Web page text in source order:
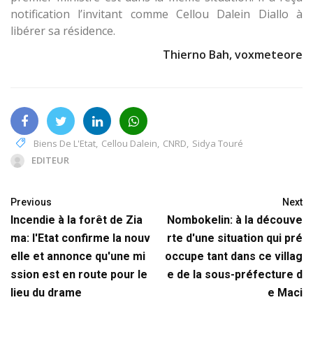
notification l’invitant comme Cellou Dalein Diallo à
libérer sa résidence.
Thierno Bah, voxmeteore
Biens De L'Etat, Cellou Dalein, CNRD, Sidya Touré
EDITEUR
Previous
Incendie à la forêt de Zia
ma: l'Etat confirme la nouv
elle et annonce qu'une mi
ssion est en route pour le
lieu du drame
Next
Nombokelin: à la découve
rte d'une situation qui pré
occupe tant dans ce villag
e de la sous-préfecture d
e Maci